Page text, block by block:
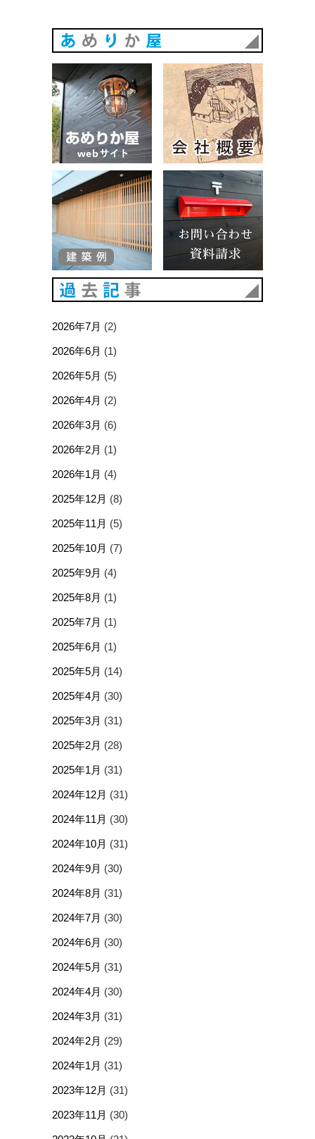
あめりか屋WEBサイト
2026年7月 (2)
2026年6月 (1)
2026年5月 (5)
2026年4月 (2)
2026年3月 (6)
2026年2月 (1)
2026年1月 (4)
2025年12月 (8)
2025年11月 (5)
2025年10月 (7)
2025年9月 (4)
2025年8月 (1)
2025年7月 (1)
2025年6月 (1)
2025年5月 (14)
2025年4月 (30)
2025年3月 (31)
2025年2月 (28)
2025年1月 (31)
2024年12月 (31)
2024年11月 (30)
2024年10月 (31)
2024年9月 (30)
2024年8月 (31)
2024年7月 (30)
2024年6月 (30)
2024年5月 (31)
2024年4月 (30)
2024年3月 (31)
2024年2月 (29)
2024年1月 (31)
2023年12月 (31)
2023年11月 (30)